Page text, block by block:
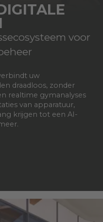
voor
uw
draadloos, zonder
realtime gymanalyses
van apparatuur,
krijgen tot een AI-